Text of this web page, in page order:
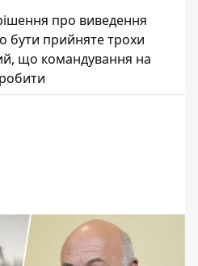
про виведення
бути прийняте трохи
що командування на